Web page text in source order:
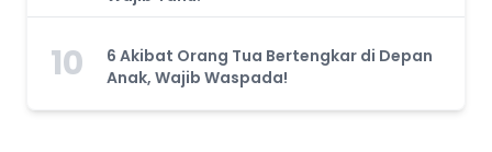
10
6 Akibat Orang Tua Bertengkar di Depan
Anak, Wajib Waspada!